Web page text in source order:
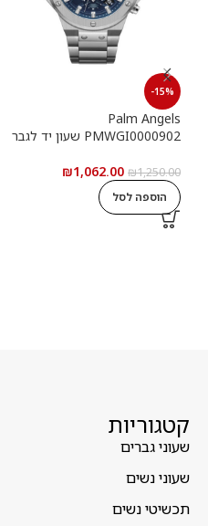
-15%
Palm Angels
PMWGI0000902 שעון יד לגבר
₪1,250.00
₪1,062.00
הוספה לסל
קטגוריות
שעוני גברים
שעוני נשים
תכשיטי נשים